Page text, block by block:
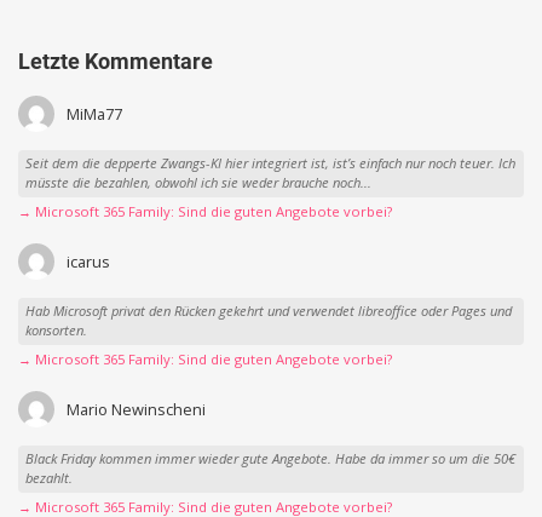
Letzte Kommentare
MiMa77
Seit dem die depperte Zwangs-KI hier integriert ist, ist’s einfach nur noch teuer. Ich
müsste die bezahlen, obwohl ich sie weder brauche noch...
→ Microsoft 365 Family: Sind die guten Angebote vorbei?
icarus
Hab Microsoft privat den Rücken gekehrt und verwendet libreoffice oder Pages und
konsorten.
→ Microsoft 365 Family: Sind die guten Angebote vorbei?
Mario Newinscheni
Black Friday kommen immer wieder gute Angebote. Habe da immer so um die 50€
bezahlt.
→ Microsoft 365 Family: Sind die guten Angebote vorbei?